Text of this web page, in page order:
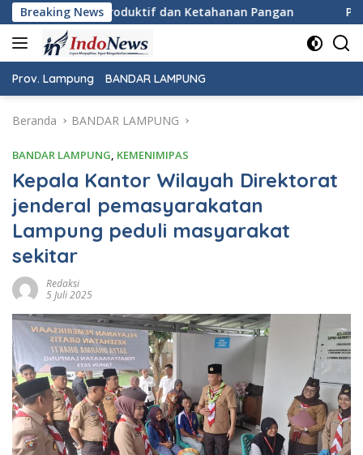
Langsung
ke
konten
Breaking News
dan Ketahanan Pangan Pemeriksaan Kesehatan
Prov. Lampung BANDAR LAMPUNG
Beranda BANDAR LAMPUNG
BANDAR LAMPUNG, KEMENIMIPAS
Kepala Kantor Wilayah Direktorat
jenderal pemasyarakatan
Lampung peduli masyarakat
sekitar
Redaksi
5 Juli 2025